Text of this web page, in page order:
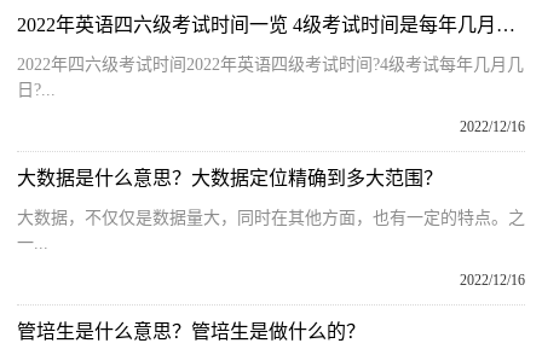
2022年英语四六级考试时间一览 4级考试时间是每年几月几日？
2022年四六级考试时间2022年英语四级考试时间?4级考试每年几月几
日?...
2022/12/16
大数据是什么意思？大数据定位精确到多大范围？
大数据，不仅仅是数据量大，同时在其他方面，也有一定的特点。之
一...
2022/12/16
管培生是什么意思？管培生是做什么的？